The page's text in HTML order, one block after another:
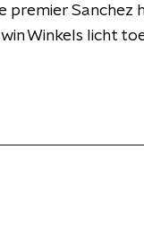
premier
Winkels licht